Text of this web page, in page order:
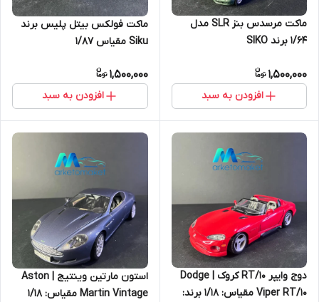
ماکت مرسدس بنز SLR مدل
۱/۶۴ برند SIKO
1,500,000
افزودن به سبد
ماکت فولکس بیتل پلیس برند
Siku مقیاس ۱/۸۷
1,500,000
افزودن به سبد
دوج وایپر RT/10 کروک | Dodge
Viper RT/10 مقیاس: ۱/۱۸ برند:
استون مارتین وینتیج | Aston
Martin Vintage مقیاس: ۱/۱۸